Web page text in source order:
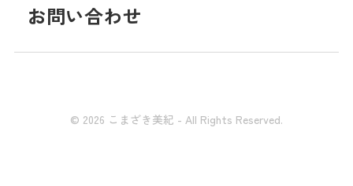
お問い合わせ
© 2026 こまざき美紀 - All Rights Reserved.